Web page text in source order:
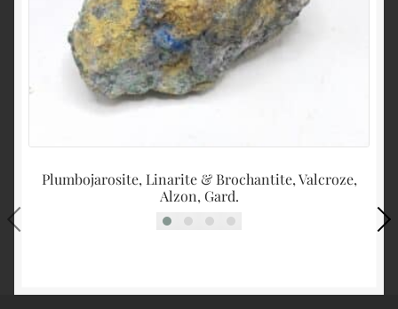
Plumbojarosite, Linarite & Brochantite, Valcroze,
Alzon, Gard.